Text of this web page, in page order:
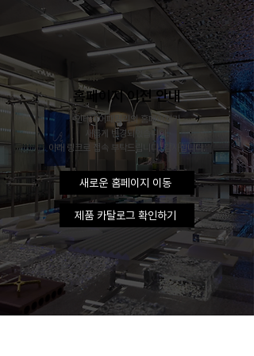
홈페이지 이전 안내
인테리어패밀리의 홈페이지가
새롭게 변경되었습니다.
아래 링크로 접속 부탁드립니다. 감사합니다.
새로운 홈페이지 이동
제품 카탈로그 확인하기